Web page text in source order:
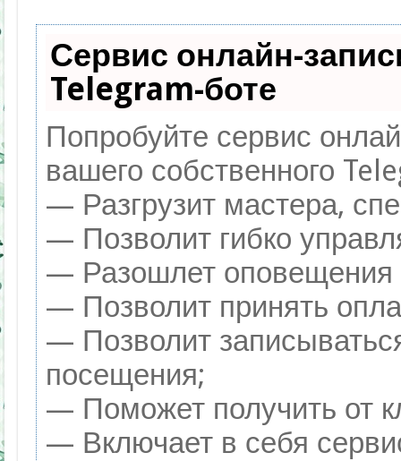
Сервис онлайн-
Telegram-боте
Попробуйте сервис
вашего собственного
— Разгрузит мастера,
— Позволит гибко
— Разошлет оповещения
— Позволит принять
— Позволит
посещения;
— Поможет получить от
— Включает в себя